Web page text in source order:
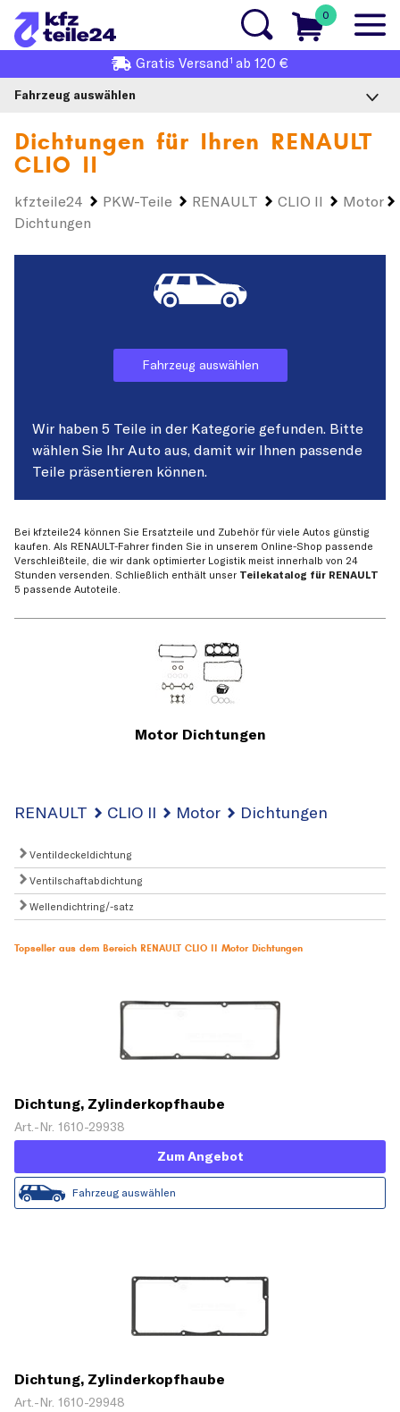
0
Gratis Versand1 ab 120 €
Fahrzeug auswählen
Dichtungen für Ihren RENAULT
CLIO II
kfzteile24 PKW-Teile RENAULT CLIO II
Motor
Dichtungen
Fahrzeug auswählen
Wir haben 5 Teile in der Kategorie gefunden. Bitte
wählen Sie Ihr Auto aus, damit wir Ihnen passende
Teile präsentieren können.
Bei kfzteile24 können Sie Ersatzteile und Zubehör für viele Autos günstig
kaufen. Als RENAULT-Fahrer finden Sie in unserem Online-Shop passende
Verschleißteile, die wir dank optimierter Logistik meist innerhalb von 24
Stunden versenden. Schließlich enthält unser Teilekatalog für RENAULT
5 passende Autoteile.
Motor Dichtungen
RENAULT CLIO II Motor Dichtungen
Ventildeckeldichtung
Ventilschaftabdichtung
Wellendichtring/-satz
Topseller aus dem Bereich RENAULT CLIO II Motor Dichtungen
Dichtung, Zylinderkopfhaube
Art.-Nr. 1610-29938
Zum Angebot
Fahrzeug auswählen
Dichtung, Zylinderkopfhaube
Art.-Nr. 1610-29948